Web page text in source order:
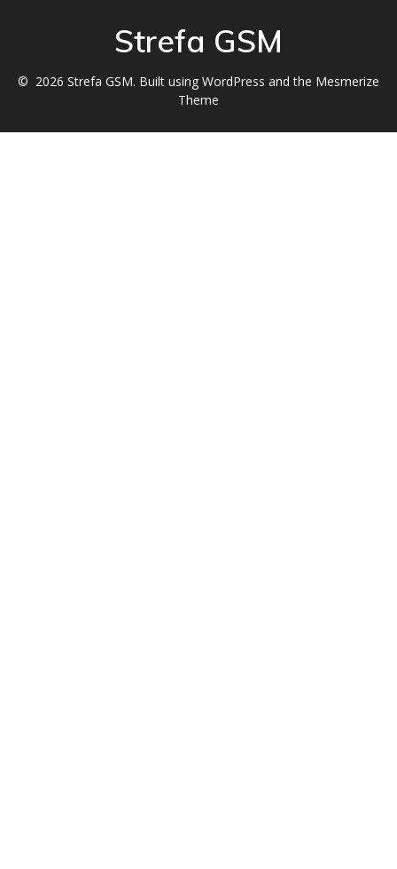
Strefa GSM
© 2026 Strefa GSM. Built using WordPress and the Mesmerize
Theme